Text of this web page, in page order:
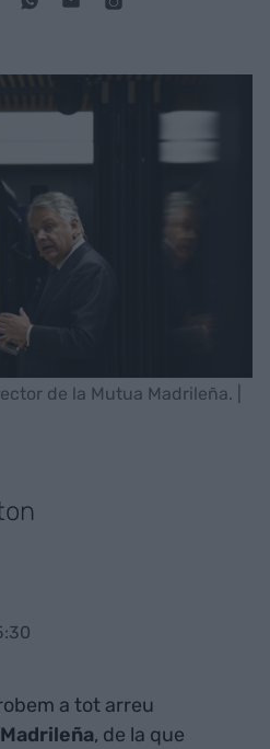
de la Mutua Madrileña. |
a tot arreu
, de la que